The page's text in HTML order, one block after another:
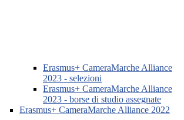
Erasmus+ CameraMarche Alliance
2023 - selezioni
Erasmus+ CameraMarche Alliance
2023 - borse di studio assegnate
Erasmus+ CameraMarche Alliance 2022